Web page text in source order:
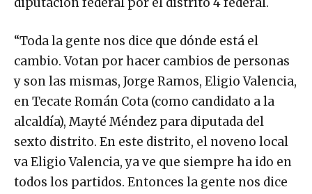
“Toda la gente nos dice que dónde está el
cambio. Votan por hacer cambios de personas
y son las mismas, Jorge Ramos, Eligio Valencia,
en Tecate Román Cota (como candidato a la
alcaldía), Mayté Méndez para diputada del
sexto distrito. En este distrito, el noveno local
va Eligio Valencia, ya ve que siempre ha ido en
todos los partidos. Entonces la gente nos dice